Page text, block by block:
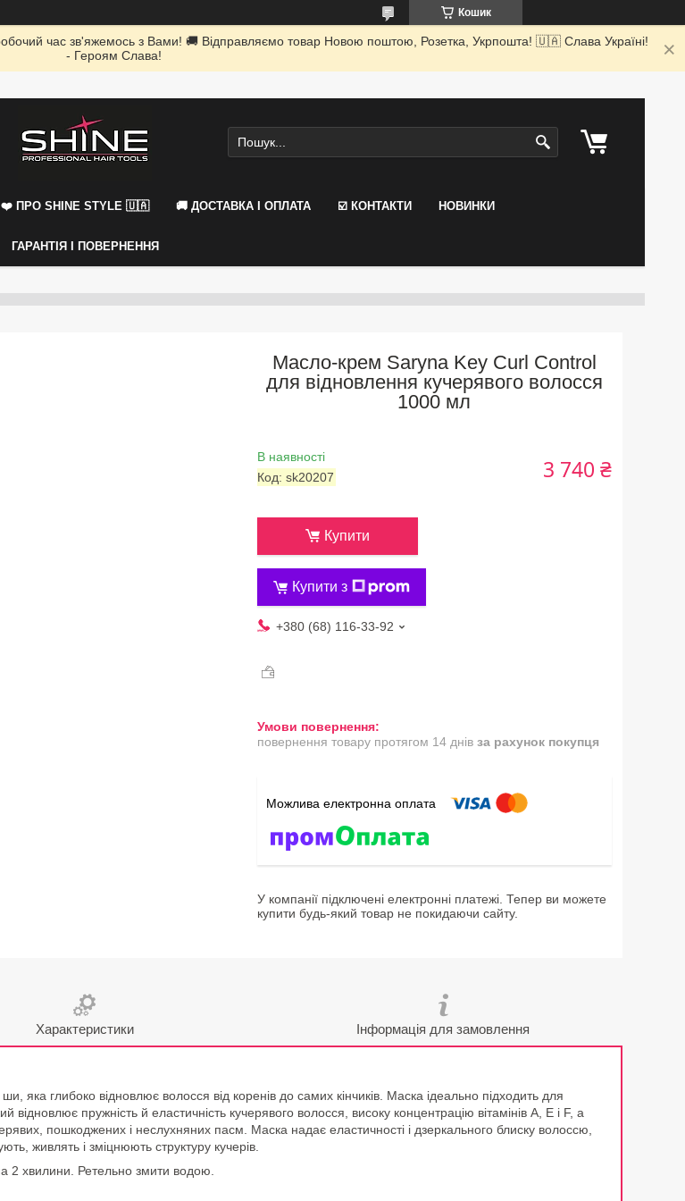
Кошик
час зв'яжемось з Вами! 🚚 Відправляємо товар Новою поштою, Розетка, Укрпошта! 🇺🇦 Слава Україні!
- Героям Слава!
❤️ ПРО SHINE STYLE 🇺🇦 🚚 ДОСТАВКА І ОПЛАТА ☑️ КОНТАКТИ НОВИНКИ
ГАРАНТІЯ І ПОВЕРНЕННЯ
Масло-крем Saryna Key Curl Control
для відновлення кучерявого волосся
1000 мл
В наявності
Код: sk20207 3 740 ₴
Купити
Купити з
+380 (68) 116-33-92
повернення товару протягом 14 днів за рахунок покупця
У компанії підключені електронні платежі. Тепер ви можете
купити будь-який товар не покидаючи сайту.
Характеристики Інформація для замовлення
яка глибоко відновлює волосся від коренів до самих кінчиків. Маска ідеально підходить для
пружність й еластичність кучерявого волосся, високу концентрацію вітамінів А, Е і F, а
пошкоджених і неслухняних пасм. Маска надає еластичності і дзеркального блиску волоссю,
живлять і зміцнюють структуру кучерів.
2 хвилини. Ретельно змити водою.